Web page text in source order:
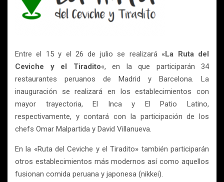
Entre el 15 y el 26 de julio se realizará «La Ruta del
Ceviche y el Tiradito«, en la que participarán 34
restaurantes peruanos de Madrid y Barcelona. La
inauguración se realizará en los establecimientos con
mayor trayectoria, El Inca y El Patio Latino,
respectivamente, y contará con la participación de los
chefs Omar Malpartida y David Villanueva.
En la «Ruta del Ceviche y el Tiradito» también participarán
otros establecimientos más modernos así como aquellos
fusionan comida peruana y japonesa (nikkei).